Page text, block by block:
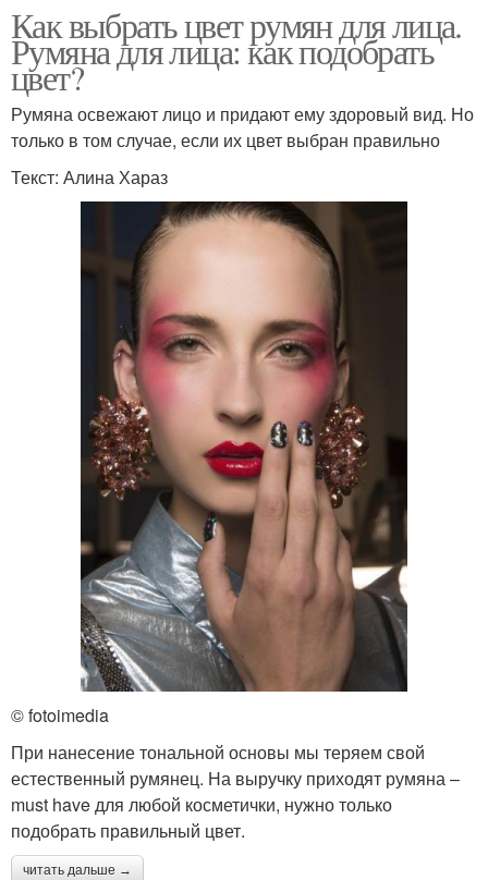
Как выбрать цвет румян для лица.
Румяна для лица: как подобрать
цвет?
Румяна освежают лицо и придают ему здоровый вид. Но
только в том случае, если их цвет выбран правильно
Текст: Алина Хараз
© fotoimedia
При нанесение тональной основы мы теряем свой
естественный румянец. На выручку приходят румяна –
must have для любой косметички, нужно только
подобрать правильный цвет.
читать дальше →